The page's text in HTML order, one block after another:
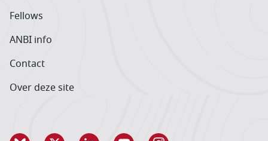
Fellows
ANBI info
Contact
Over deze site